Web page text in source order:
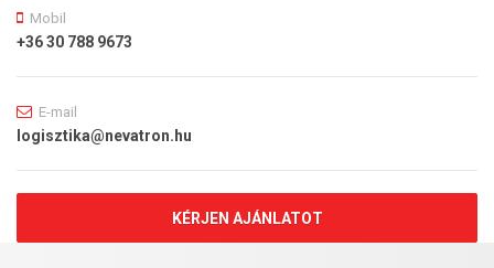
Mobil
+36 30 788 9673
E-mail
logisztika@nevatron.hu
KÉRJEN AJÁNLATOT